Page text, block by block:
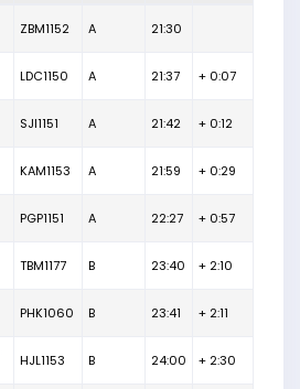
ZBM1152 A 21:30
LDC1150 A 21:37 + 0:07
SJI1151 A 21:42 + 0:12
KAM1153 A 21:59 + 0:29
PGP1151 A 22:27 + 0:57
TBM1177 B 23:40 + 2:10
PHK1060 B 23:41 + 2:11
HJL1153 B 24:00 + 2:30